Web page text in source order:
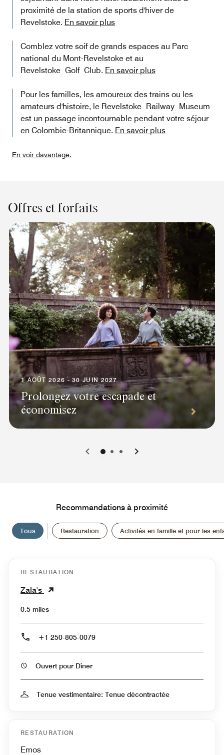
proximité de la station de sports d'hiver de
Revelstoke. En savoir plus
Comblez votre soif de grands espaces au Parc
national du Mont-Revelstoke et au
Revelstoke Golf Club. En savoir plus
Pour les familles, les amoureux des trains ou les
amateurs d'histoire, le Revelstoke Railway Museum
est un passage incontournable pendant votre séjour
en Colombie-Britannique. En savoir plus
En voir davantage.
Offres et forfaits
1 AOÛT 2026 - 30 JUIN 2027
Prolongez votre escapade et
économisez
0 1 2
Recommandations à proximité
Tous Restauration Activités en famille et pour les
RESTAURATION
Zala's
0.5 miles
+1 250-805-0079
Ouvert pour Dîner
Tenue vestimentaire: Tenue décontractée
RESTAURATION
Emos